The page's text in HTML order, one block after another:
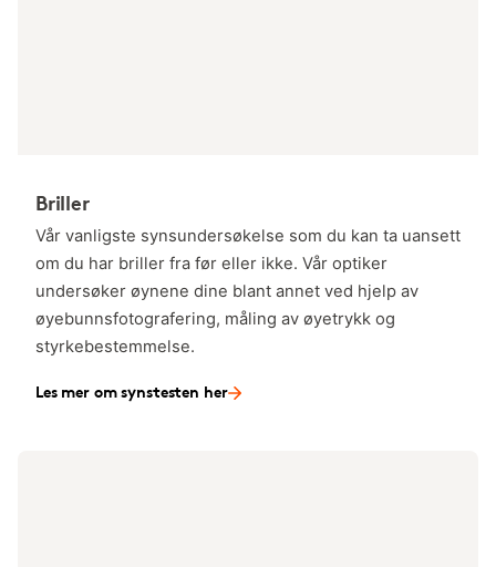
Briller
Vår vanligste synsundersøkelse som du kan ta uansett
om du har briller fra før eller ikke. Vår optiker
undersøker øynene dine blant annet ved hjelp av
øyebunnsfotografering, måling av øyetrykk og
styrkebestemmelse.
Les mer om synstesten her